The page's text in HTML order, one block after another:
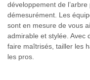
développement de
démesurément. Les
sont en mesure de vous
admirable et stylée. Avec
faire maîtrisés, tailler les
les pros.